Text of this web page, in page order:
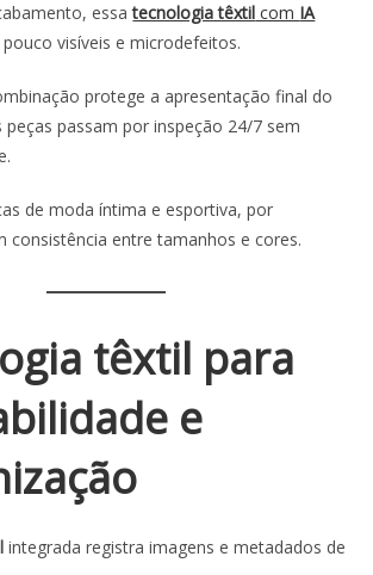
essatecnologia têxtil com IA
visíveis e microdefeitos.
protege a apresentação final do
passam por inspeção 24/7 sem
de moda íntima e esportiva, por
consistência entre tamanhos e cores.
têxtil para
e
integrada registra imagens e metadados de